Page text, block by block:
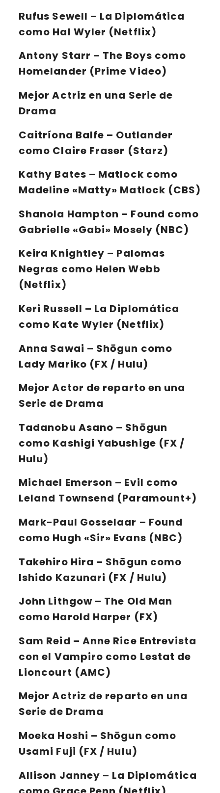
Rufus Sewell – La Diplomática
como Hal Wyler (Netflix)
Antony Starr – The Boys como
Homelander (Prime Video)
Mejor Actriz en una Serie de
Drama
Caitríona Balfe – Outlander
como Claire Fraser (Starz)
Kathy Bates – Matlock como
Madeline «Matty» Matlock (CBS)
Shanola Hampton – Found como
Gabrielle «Gabi» Mosely (NBC)
Keira Knightley – Palomas
Negras como Helen Webb
(Netflix)
Keri Russell – La Diplomática
como Kate Wyler (Netflix)
Anna Sawai – Shōgun como
Lady Mariko (FX / Hulu)
Mejor Actor de reparto en una
Serie de Drama
Tadanobu Asano – Shōgun
como Kashigi Yabushige (FX /
Hulu)
Michael Emerson – Evil como
Leland Townsend (Paramount+)
Mark-Paul Gosselaar – Found
como Hugh «Sir» Evans (NBC)
Takehiro Hira – Shōgun como
Ishido Kazunari (FX / Hulu)
John Lithgow – The Old Man
como Harold Harper (FX)
Sam Reid – Anne Rice Entrevista
con el Vampiro como Lestat de
Lioncourt (AMC)
Mejor Actriz de reparto en una
Serie de Drama
Moeka Hoshi – Shōgun como
Usami Fuji (FX / Hulu)
Allison Janney – La Diplomática